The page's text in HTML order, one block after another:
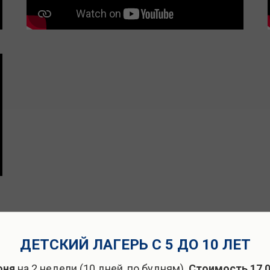
отзывов о садике
ДЕТСКИЙ ЛАГЕРЬ С 5 ДО 10 ЛЕТ